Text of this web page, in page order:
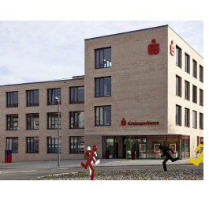
Neubau Pflegeheim
Elias-Schrenk-Haus,
Tuttlingen